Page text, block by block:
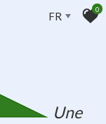
FR
0
Une